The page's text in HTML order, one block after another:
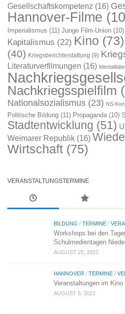
Gesellschaftskompetenz (16)
Hannover-Filme
Imperialismus (11) Junge Film-Union (10)
Kapitalismus (22) Kino (73)
(40) Kriegsberichterstattung (9)
Literaturverfilmungen (16)
Nachkriegsspielfilm
Nationalsozialismus (23) NS-
Politische Bildung (11) Propaganda (10)
Stadtentwicklung (51)
Weimarer Republik (16)
Wirtschaft (75)
VERANSTALTUNGSTERMINE
BILDUNG / TERMINE /
Workshops bei den
Schulmedientagen
AUGUST 25, 2022
HANNOVER / TERMINE /
Veranstaltungen im
AUGUST 5, 2022